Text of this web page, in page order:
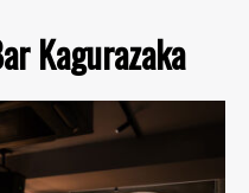
Kagurazaka